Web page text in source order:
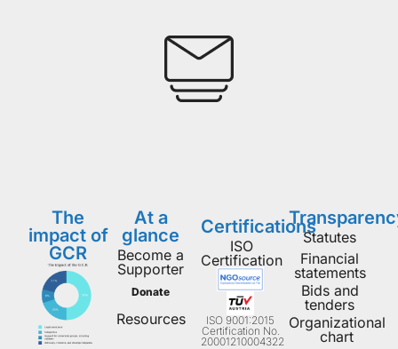
The
impact of
GCR
At a
glance
Become a
Supporter
Donate
Resources
Certifications
ISO
Certification
ISO 9001:2015
Certification No.
20001210004322
Statutes
Financial
statements
Bids and
tenders
Organizational
chart